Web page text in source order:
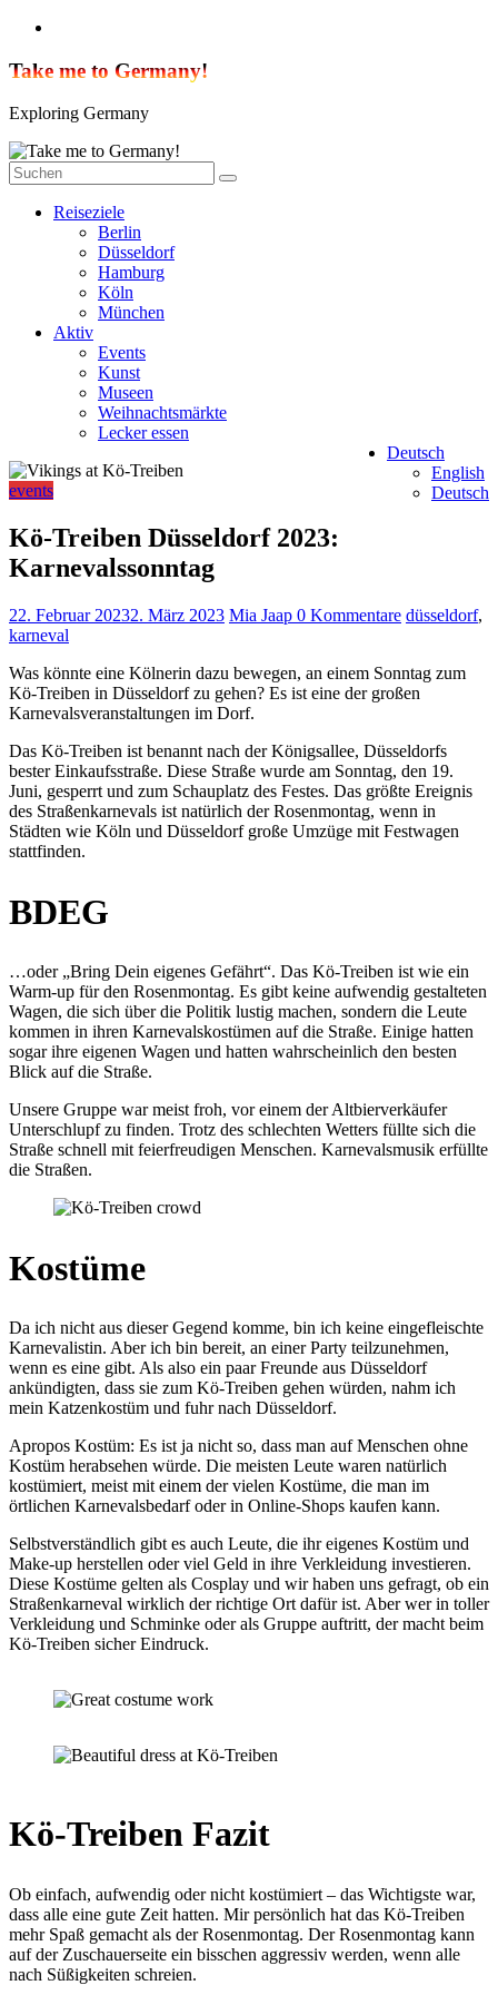
Zum
springen
Take me to Germany!
Exploring Germany
Reiseziele
Berlin
Düsseldorf
Hamburg
Köln
München
Aktiv
Events
Kunst
Museen
Weihnachtsmärkte
Lecker essen
Deutsch
English
Deutsch
events
Kö-Treiben Düsseldorf 2023:
Karnevalssonntag
22. Februar 20232. März 2023 Mia Jaap 0 Kommentare düsseldorf,
karneval
Was könnte eine Kölnerin dazu bewegen, an einem Sonntag zum
Kö-Treiben in Düsseldorf zu gehen? Es ist eine der großen
Karnevalsveranstaltungen im Dorf.
Das Kö-Treiben ist benannt nach der Königsallee, Düsseldorfs
bester Einkaufsstraße. Diese Straße wurde am Sonntag, den 19.
Juni, gesperrt und zum Schauplatz des Festes. Das größte Ereignis
des Straßenkarnevals ist natürlich der Rosenmontag, wenn in
Städten wie Köln und Düsseldorf große Umzüge mit Festwagen
stattfinden.
BDEG
…oder „Bring Dein eigenes Gefährt“. Das Kö-Treiben ist wie ein
Warm-up für den Rosenmontag. Es gibt keine aufwendig gestalteten
Wagen, die sich über die Politik lustig machen, sondern die Leute
kommen in ihren Karnevalskostümen auf die Straße. Einige hatten
sogar ihre eigenen Wagen und hatten wahrscheinlich den besten
Blick auf die Straße.
Unsere Gruppe war meist froh, vor einem der Altbierverkäufer
Unterschlupf zu finden. Trotz des schlechten Wetters füllte sich die
Straße schnell mit feierfreudigen Menschen. Karnevalsmusik erfüllte
die Straßen.
Kostüme
Da ich nicht aus dieser Gegend komme, bin ich keine eingefleischte
Karnevalistin. Aber ich bin bereit, an einer Party teilzunehmen,
wenn es eine gibt. Als also ein paar Freunde aus Düsseldorf
ankündigten, dass sie zum Kö-Treiben gehen würden, nahm ich
mein Katzenkostüm und fuhr nach Düsseldorf.
Apropos Kostüm: Es ist ja nicht so, dass man auf Menschen ohne
Kostüm herabsehen würde. Die meisten Leute waren natürlich
kostümiert, meist mit einem der vielen Kostüme, die man im
örtlichen Karnevalsbedarf oder in Online-Shops kaufen kann.
Selbstverständlich gibt es auch Leute, die ihr eigenes Kostüm und
Make-up herstellen oder viel Geld in ihre Verkleidung investieren.
Diese Kostüme gelten als Cosplay und wir haben uns gefragt, ob ein
Straßenkarneval wirklich der richtige Ort dafür ist. Aber wer in toller
Verkleidung und Schminke oder als Gruppe auftritt, der macht beim
Kö-Treiben sicher Eindruck.
Kö-Treiben Fazit
Ob einfach, aufwendig oder nicht kostümiert – das Wichtigste war,
dass alle eine gute Zeit hatten. Mir persönlich hat das Kö-Treiben
mehr Spaß gemacht als der Rosenmontag. Der Rosenmontag kann
auf der Zuschauerseite ein bisschen aggressiv werden, wenn alle
nach Süßigkeiten schreien.